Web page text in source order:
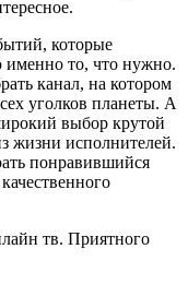
которые
именно то, что нужно.
канал, на котором
уголков планеты. А
выбор крутой
жизни исполнителей.
понравившийся
тв. Приятного